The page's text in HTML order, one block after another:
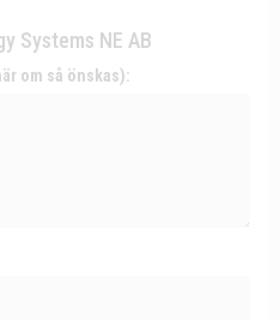
Systems NE AB
om så önskas):